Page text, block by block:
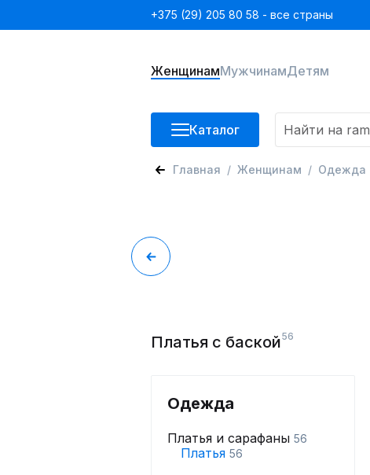
+375 (29) 205 80 58 - все страны
ЖенщинамМужчинамДетям
Каталог
Главная Женщинам Одежда
Платья с баской56
Одежда
Платья и сарафаны 56
Платья 56